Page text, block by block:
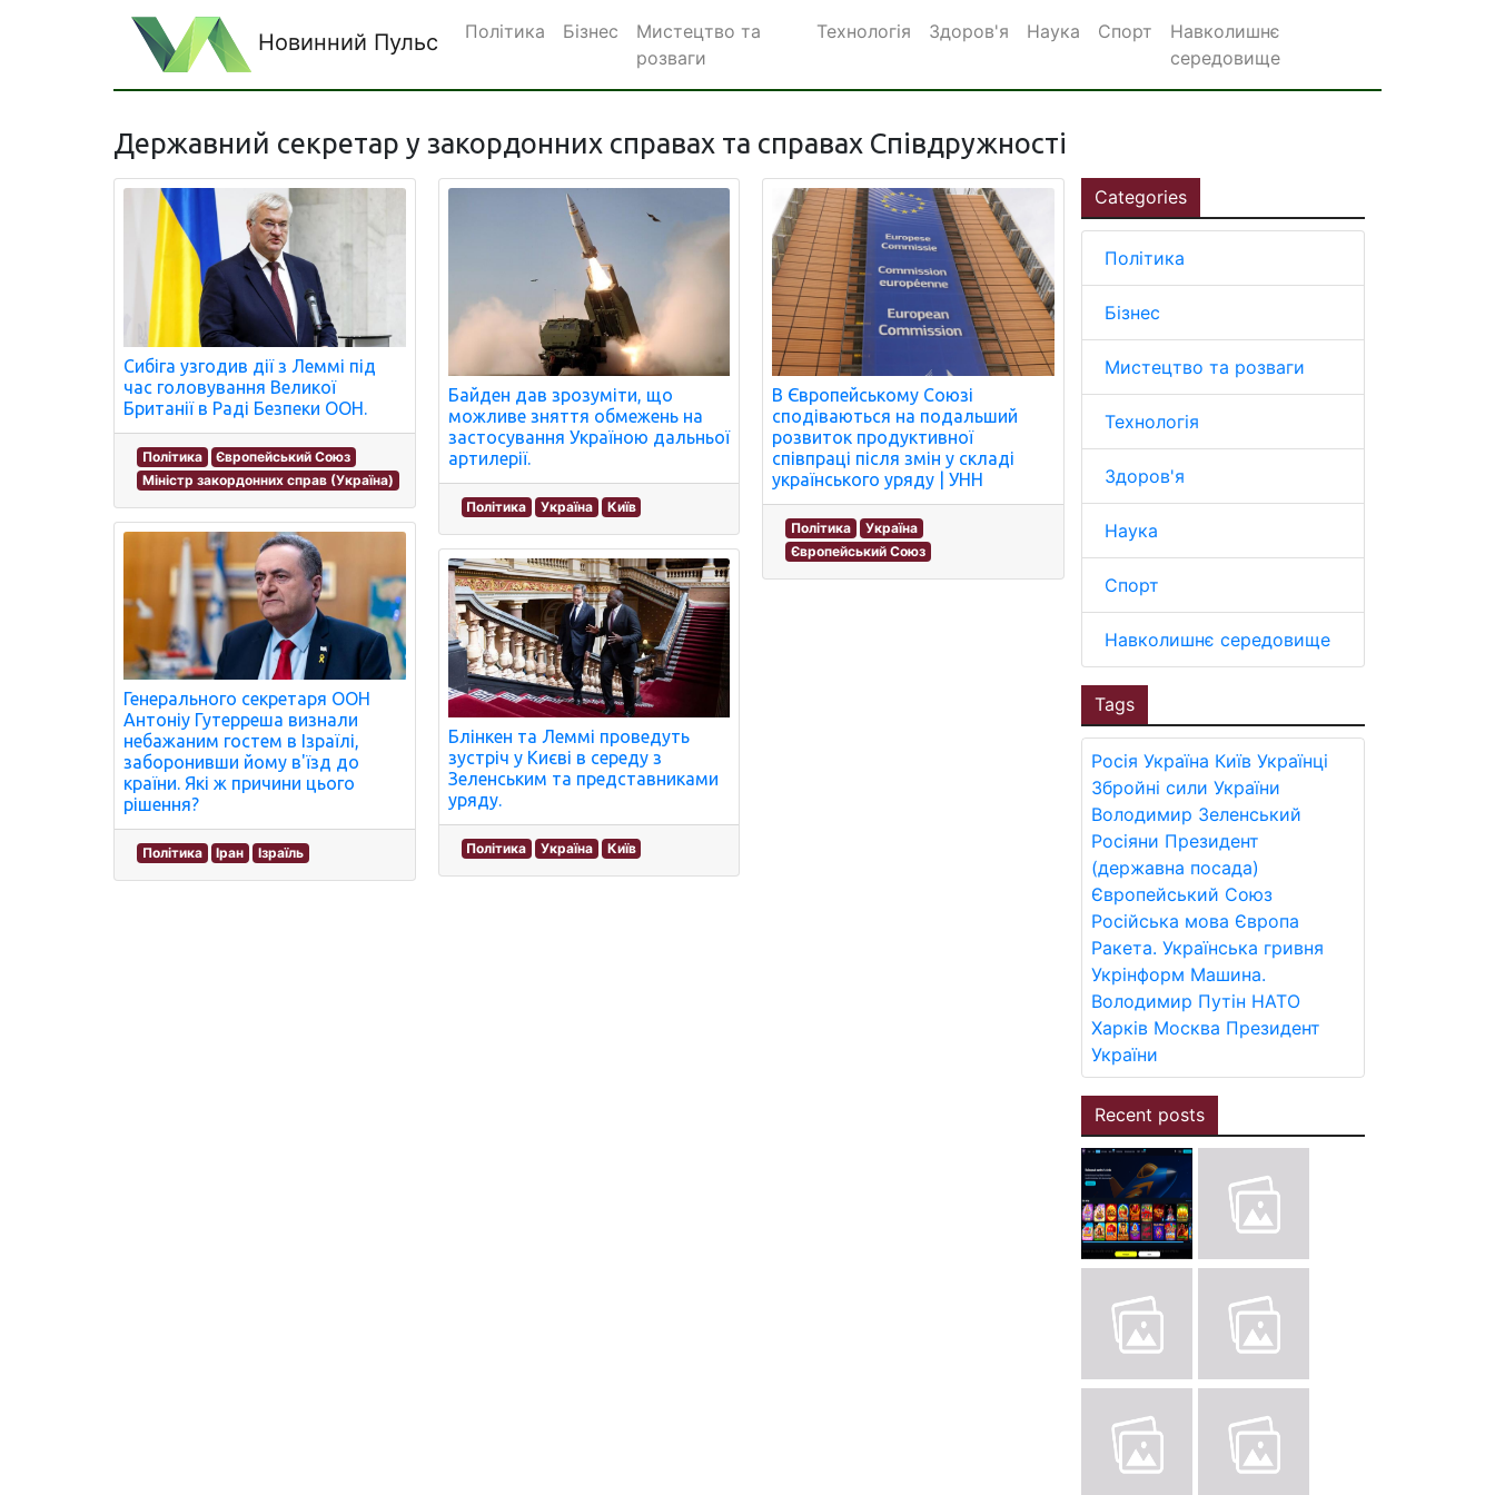
Новинний Пульс Політика Бізнес
Мистецтво та
розваги
Технологія Здоров'я Наука Спорт
Навколишнє
середовище
Державний секретар у закордонних справах та справах Співдружності
Сибіга узгодив дії з Леммі під
час головування Великої
Британії в Раді Безпеки ООН.
Політика
Європейський Союз
Міністр закордонних справ (Україна)
Генерального секретаря ООН
Антоніу Гутерреша визнали
небажаним гостем в Ізраїлі,
заборонивши йому в'їзд до
країни. Які ж причини цього
рішення?
Політика Іран Ізраїль
Байден дав зрозуміти, що
можливе зняття обмежень на
застосування Україною дальньої
артилерії.
Політика Україна Київ
Блінкен та Леммі проведуть
зустріч у Києві в середу з
Зеленським та представниками
уряду.
Політика Україна Київ
В Європейському Союзі
сподіваються на подальший
розвиток продуктивної
співпраці після змін у складі
українського уряду | УНН
Політика
Україна
Європейський Союз
Categories
Політика
Бізнес
Мистецтво та розваги
Технологія
Здоров'я
Наука
Спорт
Навколишнє середовище
Tags
Росія Україна Київ Українці
Збройні сили України
Володимир Зеленський
Росіяни Президент
(державна посада)
Європейський Союз
Російська мова Європа
Ракета. Українська гривня
Укрінформ Машина.
Володимир Путін НАТО
Харків Москва Президент
України
Recent posts